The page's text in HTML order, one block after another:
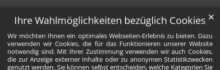
Ihre Wahlmöglichkeiten bezüglich Cookies
Wir möchten Ihnen ein optimales Webseiten-Erlebnis zu bieten. Dazu
verwenden wir Cookies, die für das Funktionieren unserer Website
notwendig sind. Mit Ihrer Zustimmung verwenden wir auch Cookies,
die zur Anzeige externer Inhalte oder zu anonymen Statistikzwecken
genutzt werden. Sie können selbst entscheiden, welche Kategorien Sie
✕